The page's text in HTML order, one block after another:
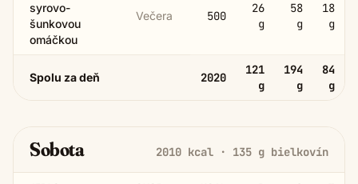
syrovo-
šunkovou
omáčkou
Večera 500
26
g
58
g
18
g
Spolu za deň 2020
121
g
194
g
84
g
Sobota 2010 kcal · 135 g bielkovín